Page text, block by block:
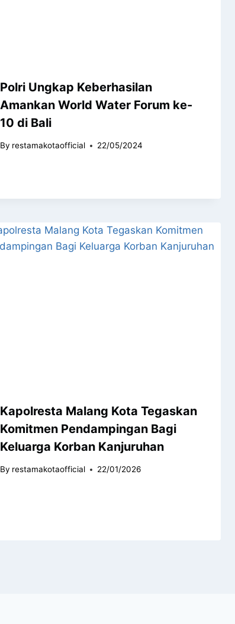
Polri Ungkap Keberhasilan
Amankan World Water Forum ke-
10 di Bali
By restamakotaofficial 22/05/2024
Kapolresta Malang Kota Tegaskan
Komitmen Pendampingan Bagi
Keluarga Korban Kanjuruhan
By restamakotaofficial 22/01/2026